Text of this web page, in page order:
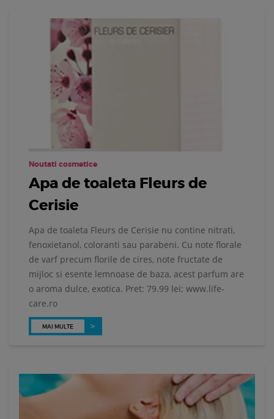
Noutati cosmetice
Apa de toaleta Fleurs de
Cerisie
Apa de toaleta Fleurs de Cerisie nu contine nitrati,
fenoxietanol, coloranti sau parabeni. Cu note florale
de varf precum florile de cires, note fructate de
mijloc si esente lemnoase de baza, acest parfum are
o aroma dulce, exotica. Pret: 79.99 lei; www.life-
care.ro
MAI MULTE